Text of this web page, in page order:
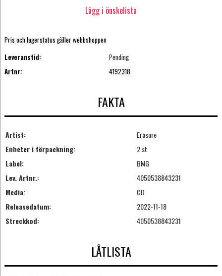
Lägg i önskelista
Pris och lagerstatus gäller webbshoppen
Leveranstid:
Pending
Artnr:
4192318
FAKTA
Artist:
Erasure
Enheter i förpackning:
2 st
Label:
BMG
Lev. Artnr.:
4050538843231
Media:
CD
Releasedatum:
2022-11-18
Streckkod:
4050538843231
LÅTLISTA